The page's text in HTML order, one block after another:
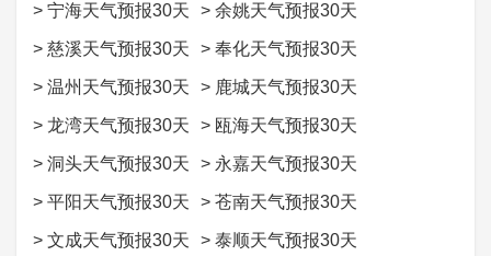
> 宁海天气预报30天 > 余姚天气预报30天
> 慈溪天气预报30天 > 奉化天气预报30天
> 温州天气预报30天 > 鹿城天气预报30天
> 龙湾天气预报30天 > 瓯海天气预报30天
> 洞头天气预报30天 > 永嘉天气预报30天
> 平阳天气预报30天 > 苍南天气预报30天
> 文成天气预报30天 > 泰顺天气预报30天